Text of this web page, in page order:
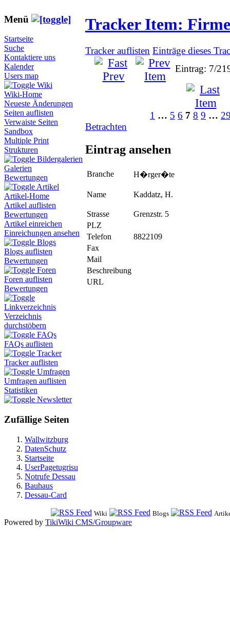
Menü
Startseite
Suche
Kontaktiere uns
Kalender
Users map
Wiki
Wiki-Home
Neueste Änderungen
Seiten auflisten
Verwaiste Seiten
Sandbox
Multiple Print
Strukturen
Bildergalerien
Galerien
Bewertungen
Artikel
Artikel-Home
Artikel auflisten
Bewertungen
Artikel einreichen
Einreichungen ansehen
Blogs
Blogs auflisten
Bewertungen
Foren
Foren auflisten
Bewertungen
Linkverzeichnis
Verzeichnis
durchstöbern
FAQs
FAQs auflisten
Tracker
Tracker auflisten
Umfragen
Umfragen auflisten
Statistiken
Newsletter
Zufällige Seiten
Wallwitzburg
DatenSchutz
Startseite
UserPagetugrisu
Notrufe Dessau
Bauhaus
Dessau-Card
Tracker Item:
Tracker auflisten Einträge dieses
Eintrag: 7/
1 … 5 6 7 8 9 …
Betrachten
Eintrag ansehen
Branche H�rger�te
Name Kaddatz, H.
Strasse
Grenzstr. 5
PLZ
Telefon
8822109
Fax
Mail
Beschreibung
URL
Wiki Blogs
Powered by TikiWiki CMS/Groupware